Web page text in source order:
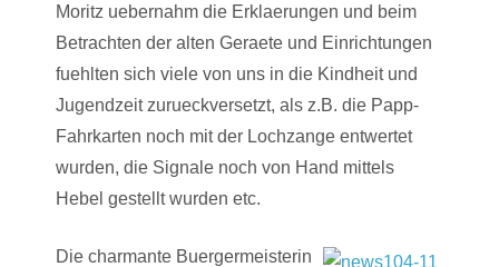
Moritz uebernahm die Erklaerungen und beim
Betrachten der alten Geraete und Einrichtungen
fuehlten sich viele von uns in die Kindheit und
Jugendzeit zurueckversetzt, als z.B. die Papp-
Fahrkarten noch mit der Lochzange entwertet
wurden, die Signale noch von Hand mittels
Hebel gestellt wurden etc.
Die charmante Buergermeisterin